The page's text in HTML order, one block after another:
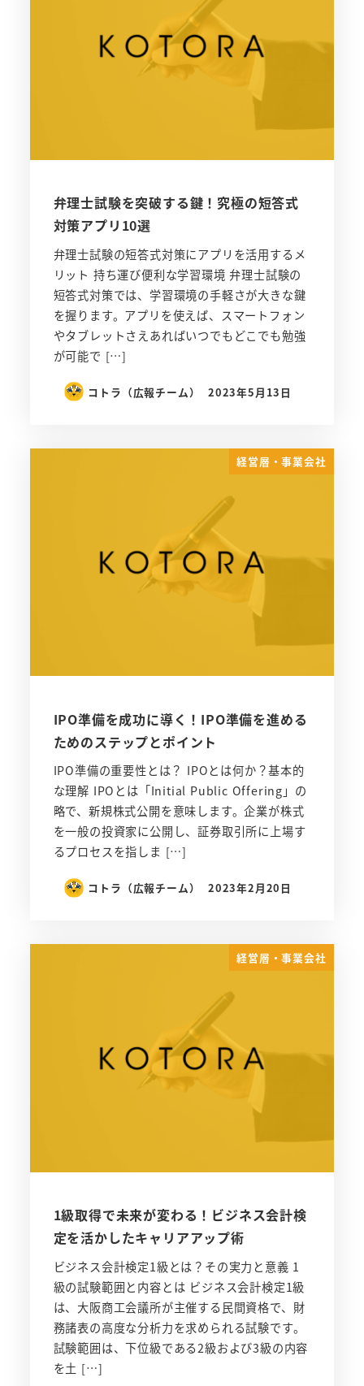
弁理士試験を突破する鍵！究極の短答式
対策アプリ10選
弁理士試験の短答式対策にアプリを活用するメ
リット 持ち運び便利な学習環境 弁理士試験の
短答式対策では、学習環境の手軽さが大きな鍵
を握ります。アプリを使えば、スマートフォン
やタブレットさえあればいつでもどこでも勉強
が可能で […]
コトラ（広報チーム） 2023年5月13日
経営層・事業会社
IPO準備を成功に導く！IPO準備を進める
ためのステップとポイント
IPO準備の重要性とは？ IPOとは何か？基本的
な理解 IPOとは「Initial Public Offering」の
略で、新規株式公開を意味します。企業が株式
を一般の投資家に公開し、証券取引所に上場す
るプロセスを指しま […]
コトラ（広報チーム） 2023年2月20日
経営層・事業会社
1級取得で未来が変わる！ビジネス会計検
定を活かしたキャリアアップ術
ビジネス会計検定1級とは？その実力と意義 1
級の試験範囲と内容とは ビジネス会計検定1級
は、大阪商工会議所が主催する民間資格で、財
務諸表の高度な分析力を求められる試験です。
試験範囲は、下位級である2級および3級の内容
を土 […]